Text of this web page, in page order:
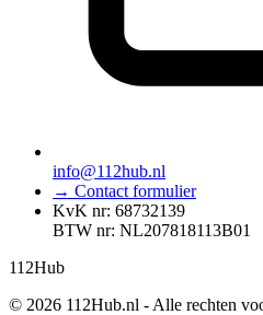
info@112hub.nl
→ Contact formulier
KvK nr: 68732139
BTW nr: NL207818113B01
112Hub
© 2026 112Hub.nl - Alle rechten